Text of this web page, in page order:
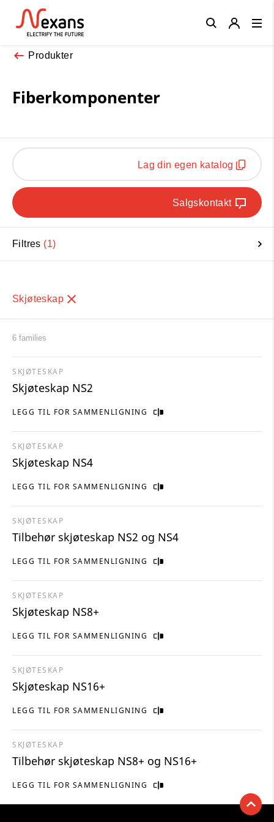
Produkter
Fiberkomponenter
Lag din egen katalog
Salgskontakt
Filtres 1
Skjøteskap
6 families
LEGG TIL FOR SAMMENLIGNING
SKJØTESKAP
Skjøteskap NS2
LEGG TIL FOR SAMMENLIGNING
SKJØTESKAP
Skjøteskap NS4
LEGG TIL FOR SAMMENLIGNING
SKJØTESKAP
Tilbehør skjøteskap NS2 og NS4
LEGG TIL FOR SAMMENLIGNING
SKJØTESKAP
Skjøteskap NS8+
LEGG TIL FOR SAMMENLIGNING
SKJØTESKAP
Skjøteskap NS16+
LEGG TIL FOR SAMMENLIGNING
SKJØTESKAP
Tilbehør skjøteskap NS8+ og NS16+
Close